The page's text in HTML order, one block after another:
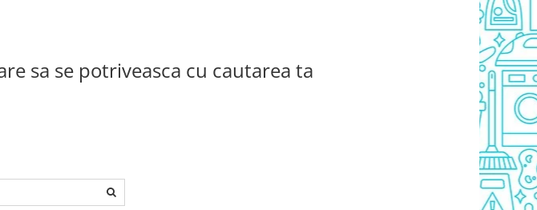
sa se potriveasca cu cautarea ta